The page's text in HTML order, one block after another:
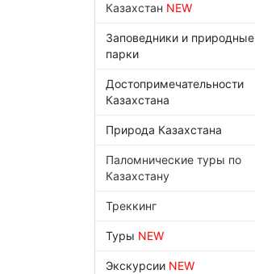
Казахстан NEW
Заповедники и природные
парки
Достопримечательности
Казахстана
Природа Казахстана
Паломнические туры по
Казахстану
Треккинг
Туры NEW
Экскурсии NEW